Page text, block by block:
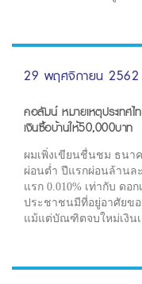
29 พฤศจิกายน 2562
คอลัมน์ หมายเหตุประเทศ
เงินซื้อบ้านให้50,000บาท
ผมเพิ่งเขียนชื่นชม ธนา
ผ่อนต่ำ ปีแรกผ่อนล้านล
แรก 0.010% เท่ากับ ดอ
ประชาชนมีที่อยู่อาศัยขอ
แม้แต่บัณฑิตจบใหม่เงินเ